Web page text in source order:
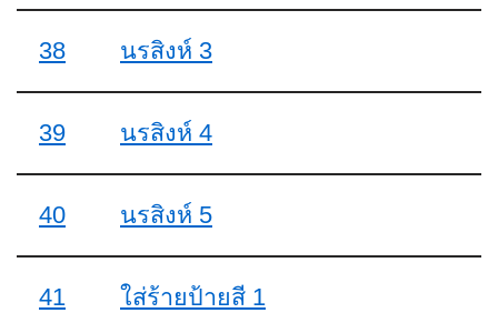
38 นรสิงห์ 3
39 นรสิงห์ 4
40 นรสิงห์ 5
41 ใส่ร้ายป้ายสี 1